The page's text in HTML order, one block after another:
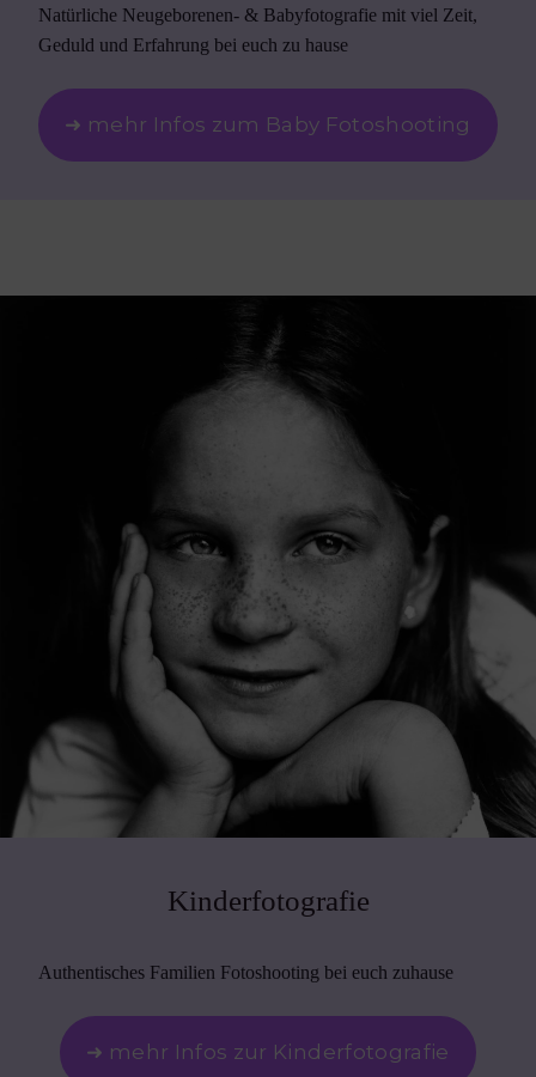
Natürliche Neugeborenen- & Babyfotografie mit viel Zeit,
Geduld und Erfahrung bei euch zu hause
➜ mehr Infos zum Baby Fotoshooting
Kinderfotografie
Authentisches Familien Fotoshooting bei euch zuhause
➜ mehr Infos zur Kinderfotografie